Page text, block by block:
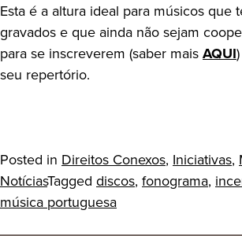
Esta é a altura ideal para músicos que
gravados e que ainda não sejam
para se inscreverem (saber maisAQUI
seu repertório.
Posted in Direitos Conexos, Iniciativas,
NotíciasTagged discos, fonograma,
música portuguesa